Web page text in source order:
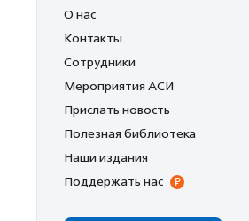
О нас
Контакты
Сотрудники
Мероприятия АСИ
Прислать новость
Полезная библиотека
Наши издания
Поддержать нас